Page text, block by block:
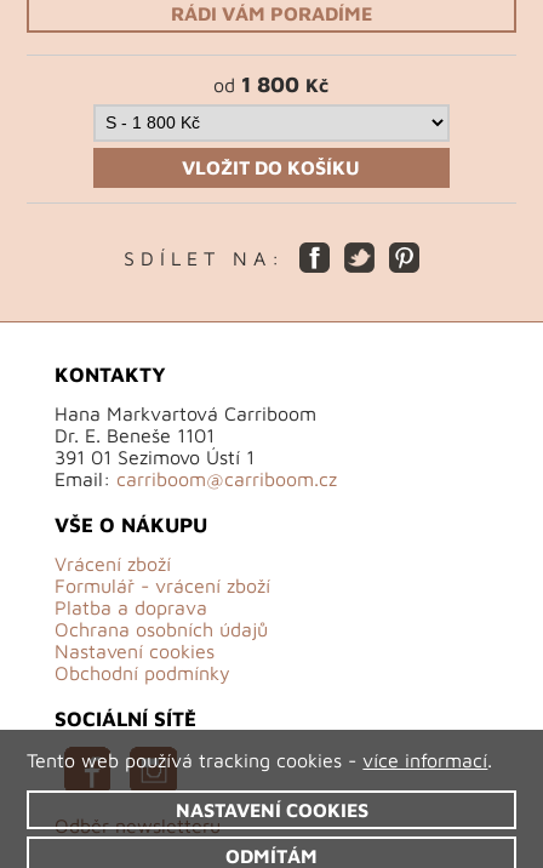
RÁDI VÁM PORADÍME
od 1 800 Kč
VLOŽIT DO KOŠÍKU
S D Í L E T N A :
KONTAKTY
Hana Markvartová Carriboom
Dr. E. Beneše 1101
391 01 Sezimovo Ústí 1
Email: carriboom@carriboom.cz
VŠE O NÁKUPU
Vrácení zboží
Formulář - vrácení zboží
Platba a doprava
Ochrana osobních údajů
Nastavení cookies
Obchodní podmínky
SOCIÁLNÍ SÍTĚ
Odběr newsletteru
Tento web používá tracking cookies -více informací.
NASTAVENÍ COOKIES
ODMÍTÁM